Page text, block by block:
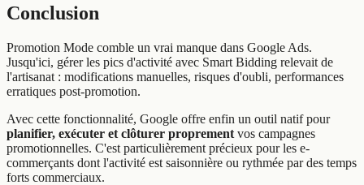
Conclusion
Promotion Mode comble un vrai manque dans Google Ads.
Jusqu'ici, gérer les pics d'activité avec Smart Bidding relevait de
l'artisanat : modifications manuelles, risques d'oubli, performances
erratiques post-promotion.
Avec cette fonctionnalité, Google offre enfin un outil natif pour
planifier, exécuter et clôturer proprement vos campagnes
promotionnelles. C'est particulièrement précieux pour les e-
commerçants dont l'activité est saisonnière ou rythmée par des temps
forts commerciaux.